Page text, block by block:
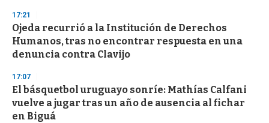
d
s
o
f
3
s
e
c
o
n
17:21
Ojeda recurrió a la Institución de Derechos
Humanos, tras no encontrar respuesta en una
denuncia contra Clavijo
17:07
El básquetbol uruguayo sonríe: Mathías Calfani
vuelve a jugar tras un año de ausencia al fichar
en Biguá